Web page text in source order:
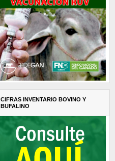
CIFRAS INVENTARIO BOVINO Y
BUFALINO